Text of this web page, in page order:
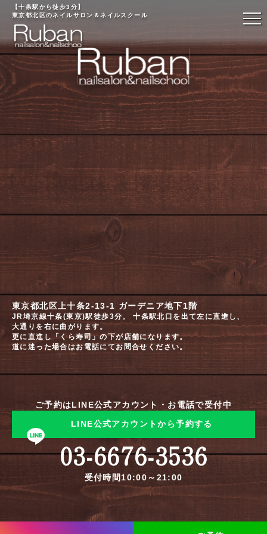
【十条駅から徒歩3分】
東京都北区のネイルサロン＆ネイルスクール
東京都北区上十条2-13-1 ガーデニア地下1階
JR埼京線十条(東京)駅徒歩3分。 十条駅北口を出て左に直進し、
大通りを右に曲がります。
更に直進し「くら寿司」の下が店舗になります。
道に迷った場合はお電話にてお問合せください。
ご予約はLINE公式アカウント・お電話で受付中
LINE公式アカウントから予約する
03-6676-3536
受付時間10:00～21:00